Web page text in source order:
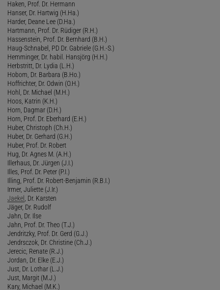
Haken, Prof. Dr. Hermann
Hanser, Dr. Hartwig (H.Ha.)
Harder, Deane Lee (D.Ha.)
Hartmann, Prof. Dr. Rüdiger (R.H.)
Hassenstein, Prof. Dr. Bernhard (B.H.)
Haug-Schnabel, PD Dr. Gabriele (G.H.-S.)
Hemminger, Dr. habil. Hansjörg (H.H.)
Herbstritt, Dr. Lydia (L.H.)
Hobom, Dr. Barbara (B.Ho.)
Hoffrichter, Dr. Odwin (O.H.)
Hohl, Dr. Michael (M.H.)
Hoos, Katrin (K.H.)
Horn, Dagmar (D.H.)
Horn, Prof. Dr. Eberhard (E.H.)
Huber, Christoph (Ch.H.)
Huber, Dr. Gerhard (G.H.)
Huber, Prof. Dr. Robert
Hug, Dr. Agnes M. (A.H.)
Illerhaus, Dr. Jürgen (J.I.)
Illes, Prof. Dr. Peter (P.I.)
Illing, Prof. Dr. Robert-Benjamin (R.B.I.)
Irmer, Juliette (J.Ir.)
Jaekel , Dr. Karsten
Jäger, Dr. Rudolf
Jahn, Dr. Ilse
Jahn, Prof. Dr. Theo (T.J.)
Jendritzky, Prof. Dr. Gerd (G.J.)
Jendrsczok, Dr. Christine (Ch.J.)
Jerecic, Renate (R.J.)
Jordan, Dr. Elke (E.J.)
Just, Dr. Lothar (L.J.)
Just, Margit (M.J.)
Kary, Michael (M.K.)